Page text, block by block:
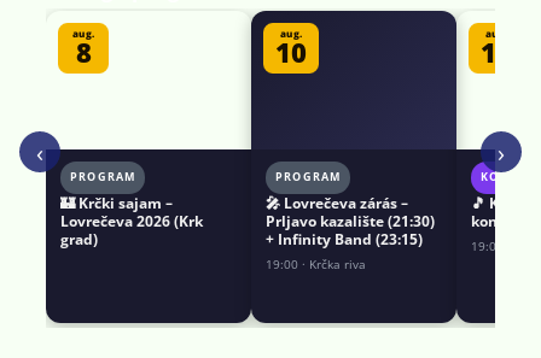
‹
aug.
8
PROGRAM
🏰 Krčki sajam –
Lovrečeva 2026 (Krk
grad)
aug.
10
PROGRAM
🎤 Lovrečeva zárás –
Prljavo kazalište (21:30)
+ Infinity Band (23:15)
19:00 · Krčka riva
aug.
11
KONCERT
🎵 Klapa
koncert
19:00 ·
›